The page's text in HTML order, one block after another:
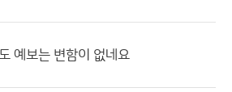
예보는 변함이 없네요